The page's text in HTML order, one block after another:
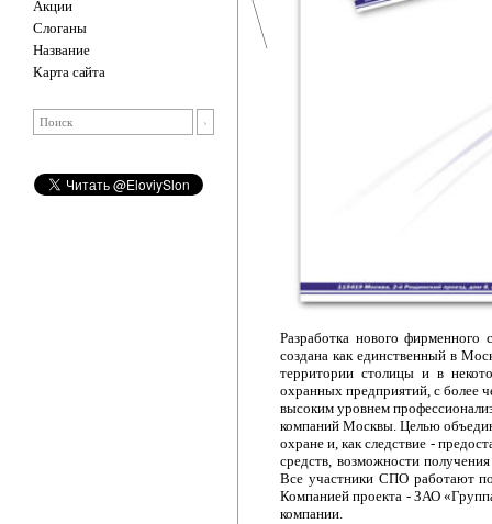
Акции
Слоганы
Название
Карта сайта
Разработка нового
создана как единственный в
территории столицы и в
охранных предприятий, с более
высоким уровнем
компаний Москвы. Целью
охране и, как следствие -
средств, возможности
Все участники СПО работают
Компанией проекта - ЗАО
компании.